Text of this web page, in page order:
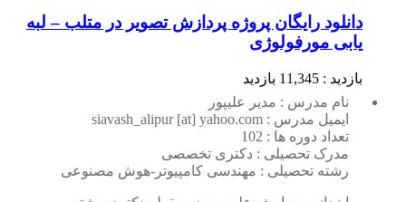
دانلود رایگان پروژه پردازش تصویر در متلب – لبه
یابی مورفولوژی
بازدید : 11,345 بازدید
نام مدرس : مدیر علیپور
ایمیل مدرس : siavash_alipur [at] yahoo.com
تعداد دوره ها : 102
مدرک تحصیلی : دکتری تخصصی
رشته تحصیلی : مهندسی کامپیوتر-هوش مصنوعی